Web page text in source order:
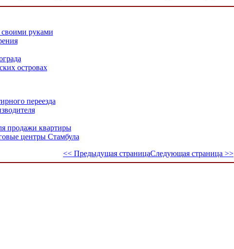
своими руками
островах
переезда
продажи квартиры
центры Стамбула
<< Предыдущая страницаСледующая страница >>